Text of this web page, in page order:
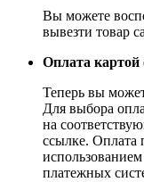
Вы можете
вывезти товар
Оплата картой
Теперь вы
Для выбора
на
ссылке.
платежных